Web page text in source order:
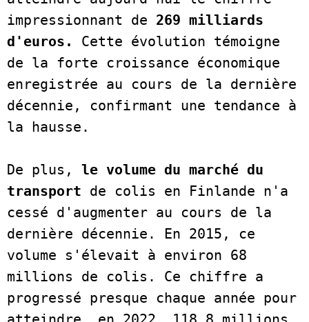
impressionnant de 269 milliards
d'euros.
Cette évolution témoigne
de la forte croissance économique
enregistrée au cours de la dernière
décennie, confirmant une tendance à
la hausse.
De plus,
le volume du marché du
transport de colis en Finlande n'a
cessé d'augmenter au cours de la
dernière décennie. En 2015, ce
volume s'élevait à environ 68
millions de colis. Ce chiffre a
progressé presque chaque année pour